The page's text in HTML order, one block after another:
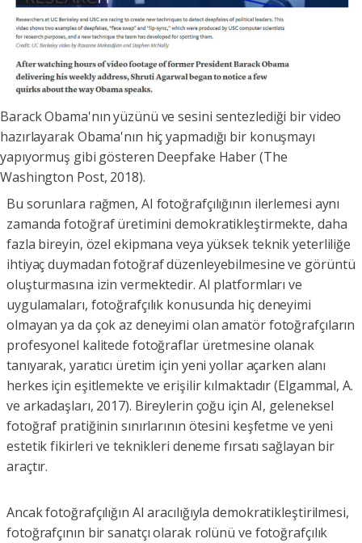
Barack Obama'nın yüzünü ve sesini sentezlediği bir video
hazırlayarak Obama'nın hiç yapmadığı bir konuşmayı
yapıyormuş gibi gösteren Deepfake Haber (The
Washington Post, 2018).
Bu sorunlara rağmen, AI fotoğrafçılığının ilerlemesi aynı
zamanda fotoğraf üretimini demokratikleştirmekte, daha
fazla bireyin, özel ekipmana veya yüksek teknik yeterliliğe
ihtiyaç duymadan fotoğraf düzenleyebilmesine ve görüntü
oluşturmasına izin vermektedir. AI platformları ve
uygulamaları, fotoğrafçılık konusunda hiç deneyimi
olmayan ya da çok az deneyimi olan amatör fotoğrafçıların
profesyonel kalitede fotoğraflar üretmesine olanak
tanıyarak, yaratıcı üretim için yeni yollar açarken alanı
herkes için eşitlemekte ve erişilir kılmaktadır (Elgammal, A.
ve arkadaşları, 2017). Bireylerin çoğu için AI, geleneksel
fotoğraf pratiğinin sınırlarının ötesini keşfetme ve yeni
estetik fikirleri ve teknikleri deneme fırsatı sağlayan bir
araçtır.
Ancak fotoğrafçılığın AI aracılığıyla demokratikleştirilmesi,
fotoğrafçının bir sanatçı olarak rolünü ve fotoğrafçılık